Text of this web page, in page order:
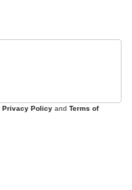
Privacy Policy and Terms of